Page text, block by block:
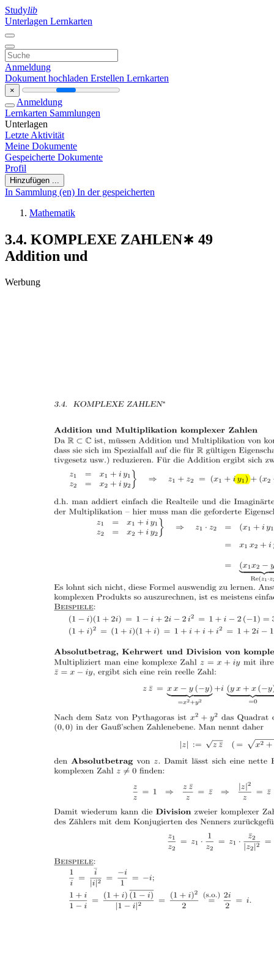
Studylib
Unterlagen Lernkarten
Anmeldung
Dokument hochladen Erstellen Lernkarten
×
Anmeldung
Lernkarten Sammlungen
Unterlagen
Letzte Aktivität
Meine Dokumente
Gespeicherte Dokumente
Profil
Hinzufügen ...
In Sammlung (en) In der gespeicherten
Mathematik
3.4. KOMPLEXE ZAHLEN∗ 49
Addition und
Werbung